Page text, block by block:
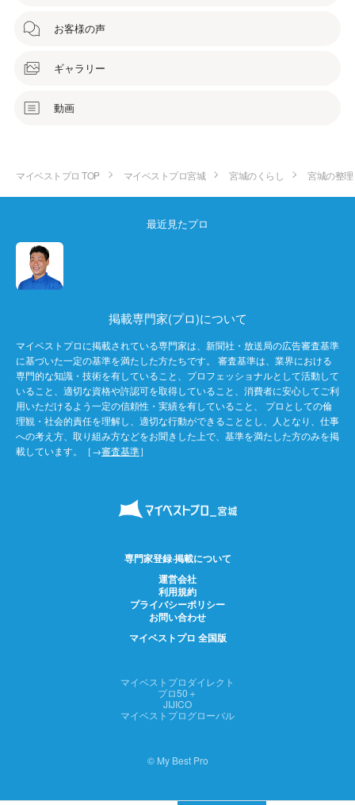
お客様の声
ギャラリー
動画
マイベストプロ TOP マイベストプロ宮城 宮城のくらし 宮城の整
最近見たプロ
掲載専門家(プロ)について
マイベストプロに掲載されている専門家は、新聞社・放送局の広告審査基準
に基づいた一定の基準を満たした方たちです。 審査基準は、業界における
専門的な知識・技術を有していること、プロフェッショナルとして活動して
いること、適切な資格や許認可を取得していること、消費者に安心してご利
用いただけるよう一定の信頼性・実績を有していること、 プロとしての倫
理観・社会的責任を理解し、適切な行動ができることとし、人となり、仕事
への考え方、取り組み方などをお聞きした上で、基準を満たした方のみを掲
載しています。［→審査基準］
専門家登録·掲載について
運営会社
利用規約
プライバシーポリシー
お問い合わせ
マイベストプロ 全国版
マイベストプロダイレクト
プロ50＋
JIJICO
マイベストプログローバル
© My Best Pro